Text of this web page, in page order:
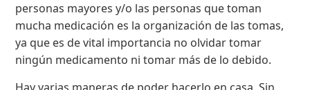
personas mayores y/o las personas que toman
mucha medicación es la organización de las tomas,
ya que es de vital importancia no olvidar tomar
ningún medicamento ni tomar más de lo debido.